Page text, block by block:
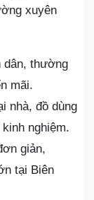
xuyên
dân, thường
mãi.
nhà, đồ dùng
nghiệm.
giản,
tại Biên